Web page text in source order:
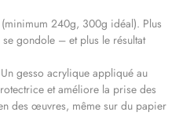
(minimum 240g, 300g idéal). Plus
gondole – et plus le résultat
gesso acrylique appliqué au
et améliore la prise des
des œuvres, même sur du papier